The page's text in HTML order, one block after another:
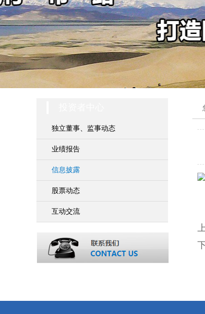
独立董事、监事动态
业绩报告
信息披露
股票动态
互动交流